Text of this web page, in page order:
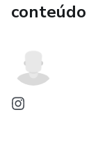
conteúdo